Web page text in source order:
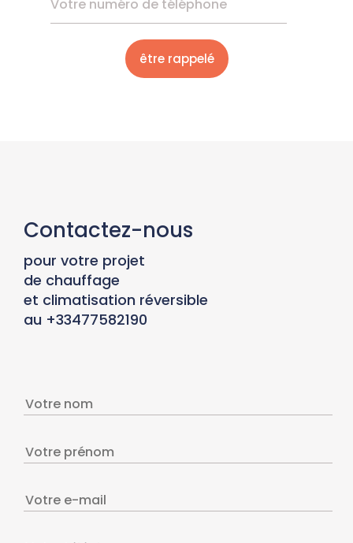
Contactez-nous
pour votre projet
de chauffage
et climatisation réversible
au +33477582190